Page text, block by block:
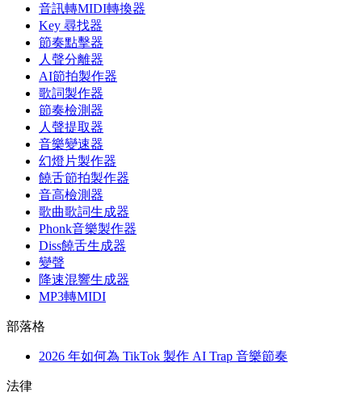
音訊轉MIDI轉換器
Key 尋找器
節奏點擊器
人聲分離器
AI節拍製作器
歌詞製作器
節奏檢測器
人聲提取器
音樂變速器
幻燈片製作器
饒舌節拍製作器
音高檢測器
歌曲歌詞生成器
Phonk音樂製作器
Diss饒舌生成器
變聲
降速混響生成器
MP3轉MIDI
部落格
2026 年如何為 TikTok 製作 AI Trap 音樂節奏
法律